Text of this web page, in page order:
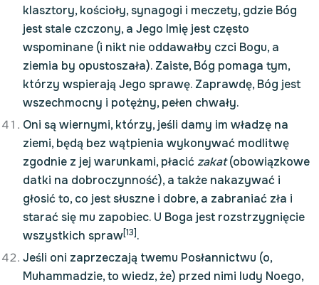
klasztory, kościoły, synagogi i meczety, gdzie Bóg
jest stale czczony, a Jego Imię jest często
wspominane (i nikt nie oddawałby czci Bogu, a
ziemia by opustoszała). Zaiste, Bóg pomaga tym,
którzy wspierają Jego sprawę. Zaprawdę, Bóg jest
wszechmocny i potężny, pełen chwały.
Oni są wiernymi, którzy, jeśli damy im władzę na
ziemi, będą bez wątpienia wykonywać modlitwę
zgodnie z jej warunkami, płacićzakat(obowiązkowe
datki na dobroczynność), a także nakazywać i
głosić to, co jest słuszne i dobre, a zabraniać zła i
starać się mu zapobiec. U Boga jest rozstrzygnięcie
wszystkich spraw[13].
Jeśli oni zaprzeczają twemu Posłannictwu (o,
Muhammadzie, to wiedz, że) przed nimi ludy Noego,